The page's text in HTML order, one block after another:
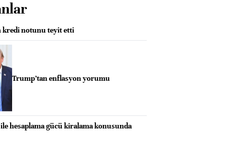
kredi notunu teyit etti
Trump’tan enflasyon yorumu
hesaplama gücü kiralama konusunda